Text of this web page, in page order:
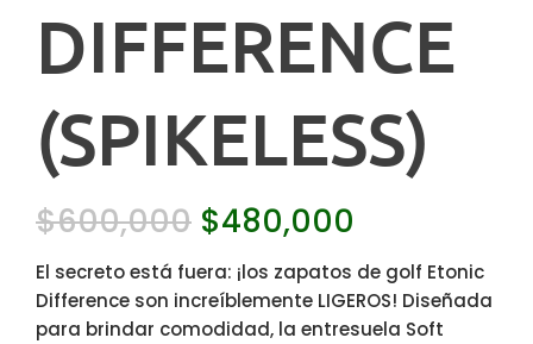
DIFFERENCE
(SPIKELESS)
$600,000 $480,000
El secreto está fuera: ¡los zapatos de golf Etonic
Difference son increíblemente LIGEROS! Diseñada
para brindar comodidad, la entresuela Soft